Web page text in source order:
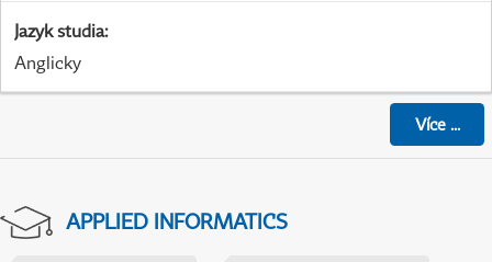
Jazyk studia:
Anglicky
Více...
APPLIED INFORMATICS